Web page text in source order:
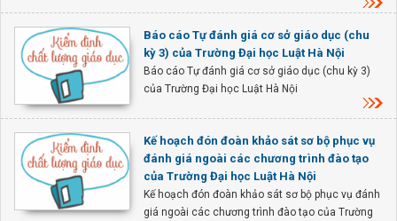
Báo cáo Tự đánh giá cơ sở giáo dục (chu
kỳ 3) của Trường Đại học Luật Hà Nội
Báo cáo Tự đánh giá cơ sở giáo dục (chu kỳ 3)
của Trường Đại học Luật Hà Nội
Kế hoạch đón đoàn khảo sát sơ bộ phục vụ
đánh giá ngoài các chương trình đào tạo
của Trường Đại học Luật Hà Nội
Kế hoạch đón đoàn khảo sát sơ bộ phục vụ đánh
giá ngoài các chương trình đào tạo của Trường